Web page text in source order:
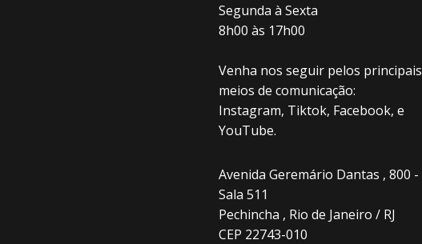
Segunda à Sexta
8h00 às 17h00
Venha nos seguir pelos principais
meios de comunicação:
Instagram, Tiktok, Facebook, e
YouTube.
Avenida Geremário Dantas , 800 -
Sala 511
Pechincha , Rio de Janeiro / RJ
CEP 22743-010